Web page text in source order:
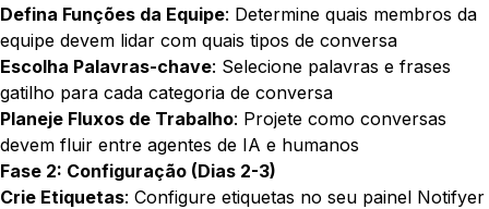
Defina Funções da Equipe: Determine quais membros da
equipe devem lidar com quais tipos de conversa
Escolha Palavras-chave: Selecione palavras e frases
gatilho para cada categoria de conversa
Planeje Fluxos de Trabalho: Projete como conversas
devem fluir entre agentes de IA e humanos
Fase 2: Configuração (Dias 2-3)
Crie Etiquetas: Configure etiquetas no seu painel Notifyer